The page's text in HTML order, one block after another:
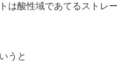
は酸性域であてるストレ
うと